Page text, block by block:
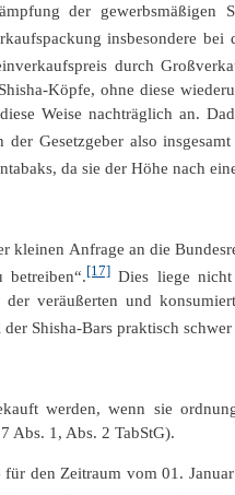
der gewerbsmäßigen
insbesondere
durch
Köpfe, ohne diese
Weise nachträglich an.
Gesetzgeber also
da sie der Höhe nach
Anfrage an die
[17] Dies liege
veräußerten und
Shisha-Bars praktisch
werden, wenn sie
Abs. 1, Abs. 2 TabStG).
den Zeitraum vom 01.